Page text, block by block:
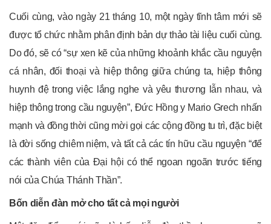
Cuối cùng, vào ngày 21 tháng 10, một ngày tĩnh tâm mới sẽ
được tổ chức nhằm phân định bản dự thảo tài liệu cuối cùng.
Do đó, sẽ có “sự xen kẽ của những khoảnh khắc cầu nguyện
cá nhân, đối thoại và hiệp thông giữa chúng ta, hiệp thông
huynh đệ trong việc lắng nghe và yêu thương lẫn nhau, và
hiệp thông trong cầu nguyện”, Đức Hồng y Mario Grech nhấn
mạnh và đồng thời cũng mời gọi các cộng đồng tu trì, đặc biệt
là đời sống chiêm niệm, và tất cả các tín hữu cầu nguyện “để
các thành viên của Đại hội có thể ngoan ngoãn trước tiếng
nói của Chúa Thánh Thần”.
Bốn diễn đàn mở cho tất cả mọi người